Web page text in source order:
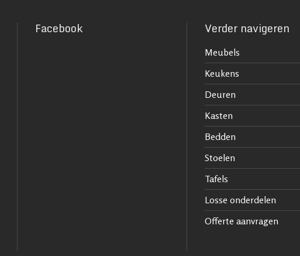
Facebook Verder navigeren
Meubels
Keukens
Deuren
Kasten
Bedden
Stoelen
Tafels
Losse onderdelen
Offerte aanvragen